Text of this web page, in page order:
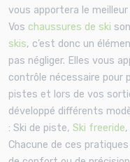
vous apportera le
Vos chaussures de ski
skis, c’est donc un
pas négliger. Elles vous
contrôle nécessaire pour
pistes et lors de vos
développé différents
: Ski de piste, Ski freeride,
Chacune de ces